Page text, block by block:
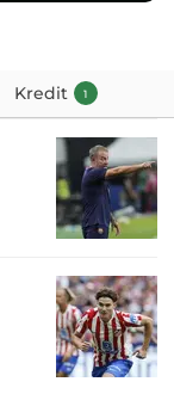
Kredit 1